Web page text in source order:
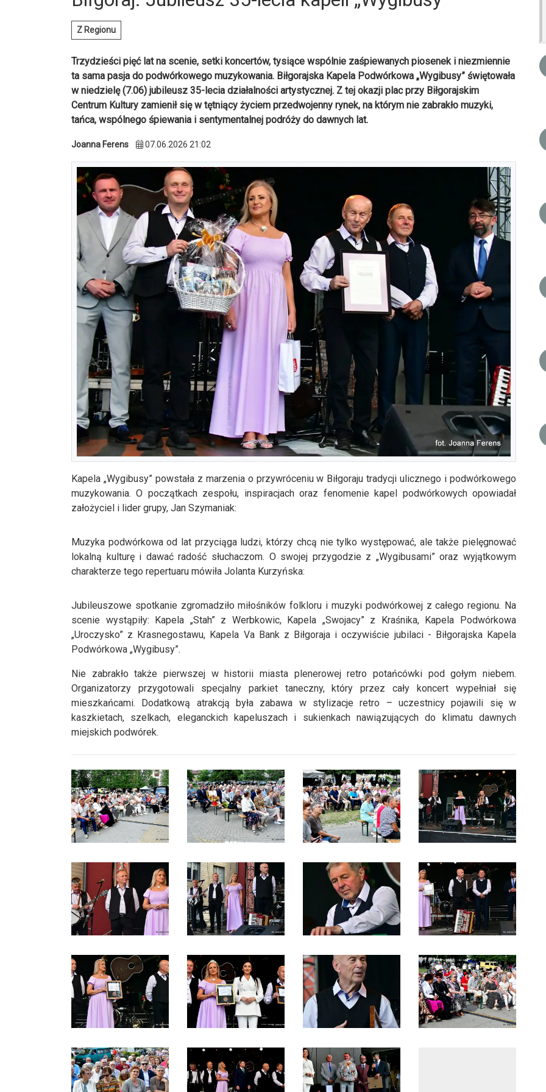
Z Regionu
Trzydzieści pięć lat na scenie, setki koncertów, tysiące wspólnie zaśpiewanych piosenek i niezmiennie
ta sama pasja do podwórkowego muzykowania. Biłgorajska Kapela Podwórkowa „Wygibusy” świętowała
w niedzielę (7.06) jubileusz 35-lecia działalności artystycznej. Z tej okazji plac przy Biłgorajskim
Centrum Kultury zamienił się w tętniący życiem przedwojenny rynek, na którym nie zabrakło muzyki,
tańca, wspólnego śpiewania i sentymentalnej podróży do dawnych lat.
Joanna Ferens 07.06.2026 21:02
Kapela „Wygibusy” powstała z marzenia o przywróceniu w Biłgoraju tradycji ulicznego i podwórkowego
muzykowania. O początkach zespołu, inspiracjach oraz fenomenie kapel podwórkowych opowiadał
założyciel i lider grupy, Jan Szymaniak:
Muzyka podwórkowa od lat przyciąga ludzi, którzy chcą nie tylko występować, ale także pielęgnować
lokalną kulturę i dawać radość słuchaczom. O swojej przygodzie z „Wygibusami” oraz wyjątkowym
charakterze tego repertuaru mówiła Jolanta Kurzyńska:
Jubileuszowe spotkanie zgromadziło miłośników folkloru i muzyki podwórkowej z całego regionu. Na
scenie wystąpiły: Kapela „Stah” z Werbkowic, Kapela „Swojacy” z Kraśnika, Kapela Podwórkowa
„Uroczysko” z Krasnegostawu, Kapela Va Bank z Biłgoraja i oczywiście jubilaci - Biłgorajska Kapela
Podwórkowa „Wygibusy”.
Nie zabrakło także pierwszej w historii miasta plenerowej retro potańcówki pod gołym niebem.
Organizatorzy przygotowali specjalny parkiet taneczny, który przez cały koncert wypełniał się
mieszkańcami. Dodatkową atrakcją była zabawa w stylizacje retro – uczestnicy pojawili się w
kaszkietach, szelkach, eleganckich kapeluszach i sukienkach nawiązujących do klimatu dawnych
miejskich podwórek.